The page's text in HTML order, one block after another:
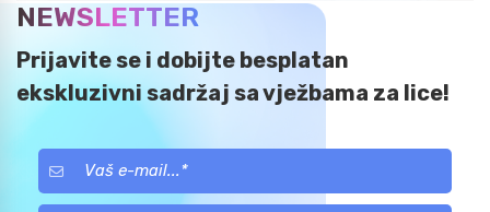
NEWSLETTER
Prijavite se i dobijte besplatan
ekskluzivni sadržaj sa vježbama za lice!